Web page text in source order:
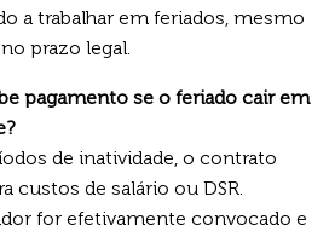
a trabalhar em feriados, mesmo
prazo legal.
pagamento se o feriado cair em
de inatividade, o contrato
custos de salário ou DSR.
for efetivamente convocado e